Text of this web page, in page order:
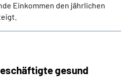
Einkommen den jährlichen
gesund